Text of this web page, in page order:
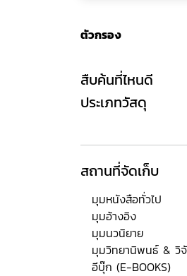
ตัวกรอง
สืบค้นที่ไหนดี
ประเภทวัสดุ
สถานที่จัดเก็บ
มุมหนังสือทั่วไป
มุมอ้างอิง
มุมนวนิยาย
มุมวิทยานิพนธ์ & วิ
อีบุ๊ก (E-BOOKS)